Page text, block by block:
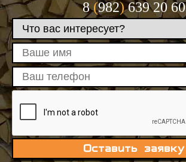
8(982)639 20 60
Оставить заявку